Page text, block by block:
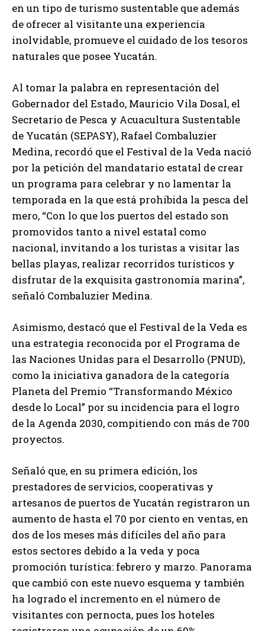
en un tipo de turismo sustentable que además
de ofrecer al visitante una experiencia
inolvidable, promueve el cuidado de los tesoros
naturales que posee Yucatán.
Al tomar la palabra en representación del
Gobernador del Estado, Mauricio Vila Dosal, el
Secretario de Pesca y Acuacultura Sustentable
de Yucatán (SEPASY), Rafael Combaluzier
Medina, recordó que el Festival de la Veda nació
por la petición del mandatario estatal de crear
un programa para celebrar y no lamentar la
temporada en la que está prohibida la pesca del
mero, “Con lo que los puertos del estado son
promovidos tanto a nivel estatal como
nacional, invitando a los turistas a visitar las
bellas playas, realizar recorridos turísticos y
disfrutar de la exquisita gastronomía marina”,
señaló Combaluzier Medina.
Asimismo, destacó que el Festival de la Veda es
una estrategia reconocida por el Programa de
las Naciones Unidas para el Desarrollo (PNUD),
como la iniciativa ganadora de la categoría
Planeta del Premio “Transformando México
desde lo Local” por su incidencia para el logro
de la Agenda 2030, compitiendo con más de 700
proyectos.
Señaló que, en su primera edición, los
prestadores de servicios, cooperativas y
artesanos de puertos de Yucatán registraron un
aumento de hasta el 70 por ciento en ventas, en
dos de los meses más difíciles del año para
estos sectores debido a la veda y poca
promoción turística: febrero y marzo. Panorama
que cambió con este nuevo esquema y también
ha logrado el incremento en el número de
visitantes con pernocta, pues los hoteles